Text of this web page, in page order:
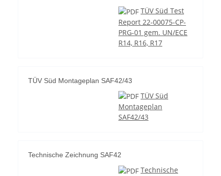
TÜV Süd Test
Report 22-00075-CP-
PRG-01 gem. UN/ECE
R14, R16, R17
TÜV Süd Montageplan SAF42/43
TÜV Süd
Montageplan
SAF42/43
Technische Zeichnung SAF42
Technische